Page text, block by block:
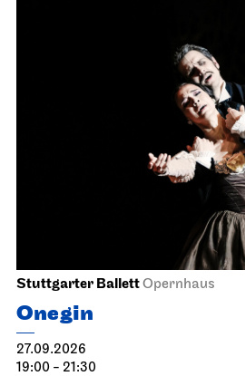
Stuttgarter BallettOpernhaus
Onegin
27.09.2026
19:00 - 21:30